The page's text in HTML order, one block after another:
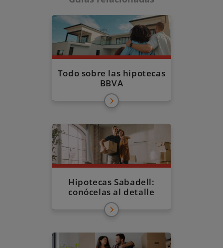
Todo sobre las hipotecas
BBVA
Hipotecas Sabadell:
conócelas al detalle